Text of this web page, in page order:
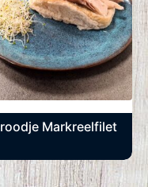
Markreelfilet